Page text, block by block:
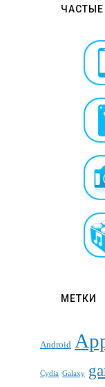
МЕТКИ
Android
Cydia Galaxy